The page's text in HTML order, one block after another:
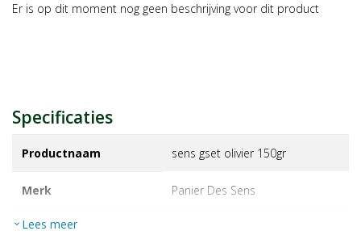
Er is op dit moment nog geen beschrijving voor dit product
Specificaties
Productnaam sens gset olivier 150gr
Merk panier des sens
EAN
expand_more Lees meer